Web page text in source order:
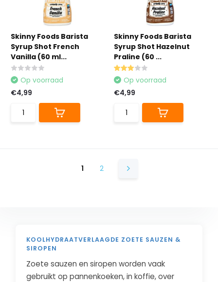
Skinny Foods Barista
Syrup Shot French
Vanilla (60 ml...
Op voorraad
€4,99
Skinny Foods Barista
Syrup Shot Hazelnut
Praline (60 ...
Op voorraad
€4,99
1 2
KOOLHYDRAATVERLAAGDE ZOETE SAUZEN &
SIROPEN
Zoete sauzen en siropen worden vaak
gebruikt op pannenkoeken, in koffie, over